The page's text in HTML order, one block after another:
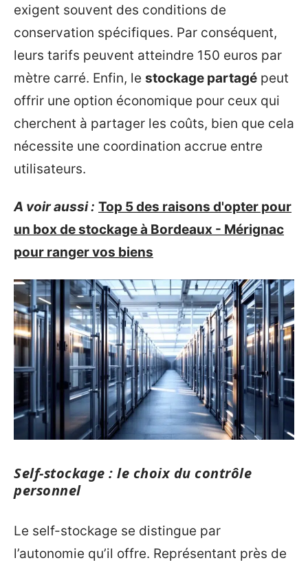
exigent souvent des conditions de
conservation spécifiques. Par conséquent,
leurs tarifs peuvent atteindre 150 euros par
mètre carré. Enfin, le stockage partagé peut
offrir une option économique pour ceux qui
cherchent à partager les coûts, bien que cela
nécessite une coordination accrue entre
utilisateurs.
A voir aussi : Top 5 des raisons d'opter pour
un box de stockage à Bordeaux - Mérignac
pour ranger vos biens
Self-stockage : le choix du contrôle
personnel
Le self-stockage se distingue par
l’autonomie qu’il offre. Représentant près de